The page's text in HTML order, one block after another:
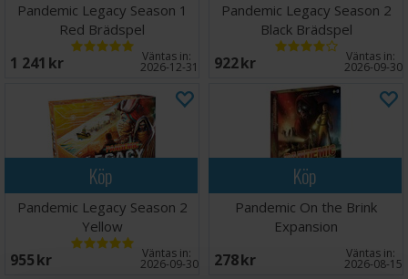
Pandemic Legacy Season 1
Red Brädspel
1 241 SEK Väntas in:
2026-12-31
Pandemic Legacy Season 2
Black Brädspel
922 SEK Väntas in:
2026-09-30
Köp
Pandemic Legacy Season 2
Yellow
955 SEK Väntas in:
2026-09-30
Köp
Pandemic On the Brink
Expansion
278 SEK Väntas in:
2026-08-15